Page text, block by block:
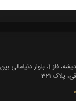
تهران، شهرک اندیشه، فاز 1، بلوار دنیامالی بین
پلاک 321